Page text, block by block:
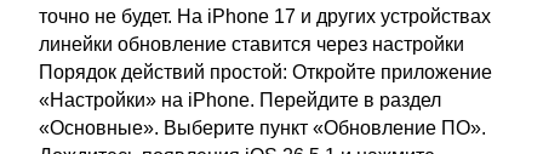
точно не будет. На iPhone 17 и других устройствах
линейки обновление ставится через настройки
Порядок действий простой: Откройте приложение
«Настройки» на iPhone. Перейдите в раздел
«Основные». Выберите пункт «Обновление ПО».